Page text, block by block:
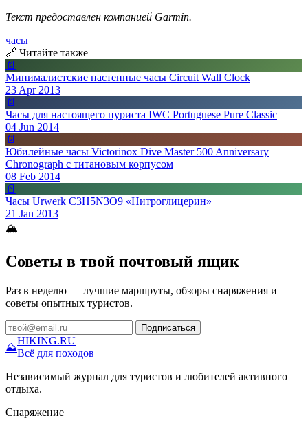
Текст предоставлен компанией Garmin.
часы
🔗 Читайте также
📄
Минималистские настенные часы Circuit Wall Clock
23 Apr 2013
📄
Часы для настоящего пуриста IWC Portuguese Pure Classic
04 Jun 2014
📄
Юбилейные часы Victorinox Dive Master 500 Anniversary
Chronograph с титановым корпусом
08 Feb 2014
📄
Часы Urwerk C3H5N3O9 «Нитроглицерин»
21 Jan 2013
🏔
Советы в твой почтовый ящик
Раз в неделю — лучшие маршруты, обзоры снаряжения и
советы опытных туристов.
Подписаться
⛰
HIKING.RU
Всё для походов
Независимый журнал для туристов и любителей активного
отдыха.
Снаряжение